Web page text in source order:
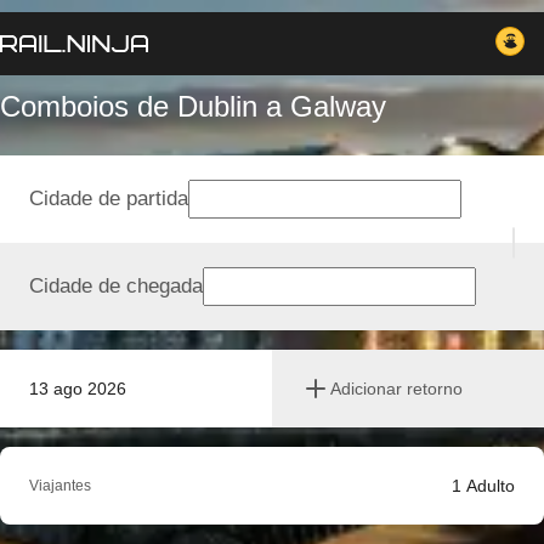
Comboios de Dublin a Galway
13 ago 2026 Adicionar retorno
Cidade de partida
Cidade de chegada
Viajantes 1 Adulto